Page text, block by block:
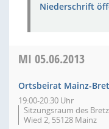
Niederschrift
MI 05.06.2013
Ortsbeirat Mainz-
19:00-20:30 Uhr
Sitzungsraum des
Wied 2, 55128 Mainz